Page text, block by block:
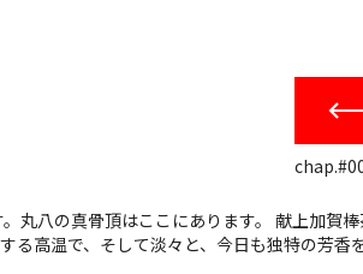
丸八の真骨頂はここにあります。 献上加賀
高温で、そして淡々と、今日も独特の芳香